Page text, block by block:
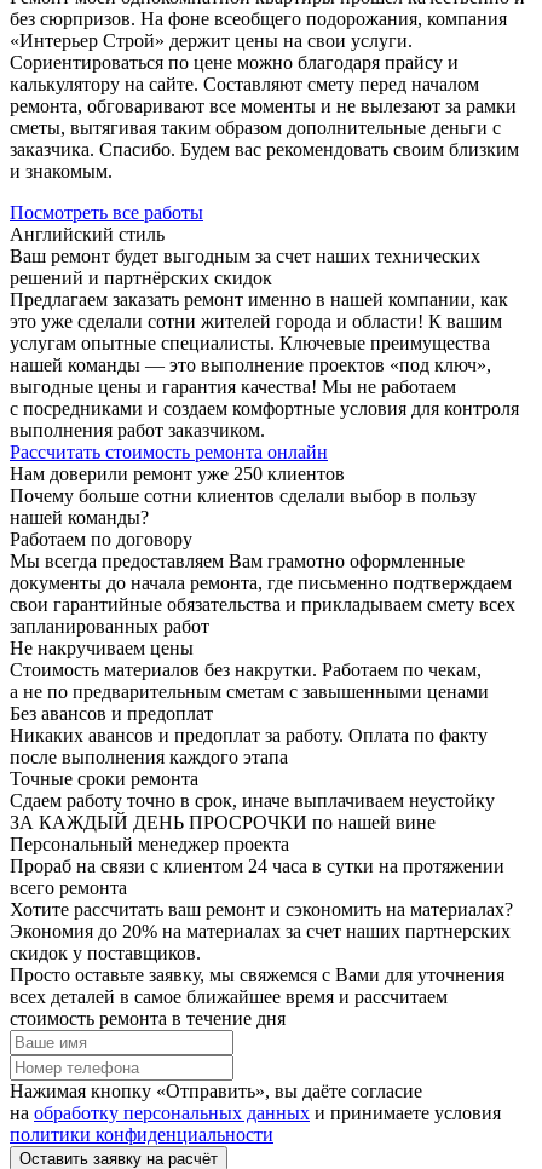
без сюрпризов. На фоне всеобщего подорожания, компания
«Интерьер Строй» держит цены на свои услуги.
Сориентироваться по цене можно благодаря прайсу и
калькулятору на сайте. Составляют смету перед началом
ремонта, обговаривают все моменты и не вылезают за рамки
сметы, вытягивая таким образом дополнительные деньги с
заказчика. Спасибо. Будем вас рекомендовать своим близким
и знакомым.
Посмотреть все работы
Английский стиль
Ваш ремонт будет выгодным за счет наших технических
решений и партнёрских скидок
Предлагаем заказать ремонт именно в нашей компании, как
это уже сделали сотни жителей города и области! К вашим
услугам опытные специалисты. Ключевые преимущества
нашей команды — это выполнение проектов «под ключ»,
выгодные цены и гарантия качества! Мы не работаем
с посредниками и создаем комфортные условия для контроля
выполнения работ заказчиком.
Рассчитать стоимость ремонта онлайн
Нам доверили ремонт уже 250 клиентов
Почему больше сотни клиентов сделали выбор в пользу
нашей команды?
Работаем по договору
Мы всегда предоставляем Вам грамотно оформленные
документы до начала ремонта, где письменно подтверждаем
свои гарантийные обязательства и прикладываем смету всех
запланированных работ
Не накручиваем цены
Стоимость материалов без накрутки. Работаем по чекам,
а не по предварительным сметам с завышенными ценами
Без авансов и предоплат
Никаких авансов и предоплат за работу. Оплата по факту
после выполнения каждого этапа
Точные сроки ремонта
Сдаем работу точно в срок, иначе выплачиваем неустойку
ЗА КАЖДЫЙ ДЕНЬ ПРОСРОЧКИ по нашей вине
Персональный менеджер проекта
Прораб на связи с клиентом 24 часа в сутки на протяжении
всего ремонта
Хотите рассчитать ваш ремонт и сэкономить на материалах?
Экономия до 20% на материалах за счет наших партнерских
скидок у поставщиков.
Просто оставьте заявку, мы свяжемся с Вами для уточнения
всех деталей в самое ближайшее время и рассчитаем
стоимость ремонта в течение дня
Нажимая кнопку «Отправить», вы даёте согласие
на обработку персональных данных и принимаете условия
политики конфиденциальности
Оставить заявку на расчёт